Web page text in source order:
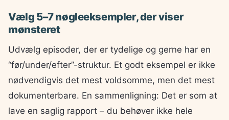
Vælg 5–7 nøgleeksempler, der viser
mønsteret
Udvælg episoder, der er tydelige og gerne har en
“før/under/efter”-struktur. Et godt eksempel er ikke
nødvendigvis det mest voldsomme, men det mest
dokumenterbare. En sammenligning: Det er som at
lave en saglig rapport – du behøver ikke hele